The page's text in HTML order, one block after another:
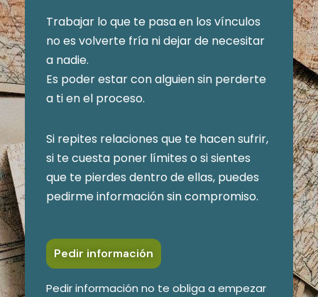
Trabajar lo que te pasa en los vínculos
no es volverte fría ni dejar de necesitar
a nadie.
Es poder estar con alguien sin perderte
a ti en el proceso.
Si repites relaciones que te hacen sufrir,
si te cuesta poner límites o si sientes
que te pierdes dentro de ellas, puedes
pedirme información sin compromiso.
Pedir información
Pedir información no te obliga a empezar